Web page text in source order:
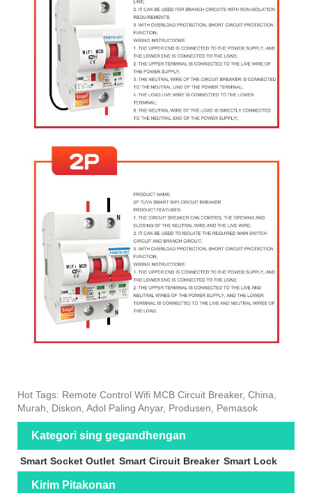
Hot Tags: Remote Control Wifi MCB Circuit Breaker, China,
Murah, Diskon, Adol Paling Anyar, Produsen, Pemasok
Kategori sing gegandhengan
Smart Socket Outlet Smart Circuit Breaker Smart Lock
Kirim Pitakonan